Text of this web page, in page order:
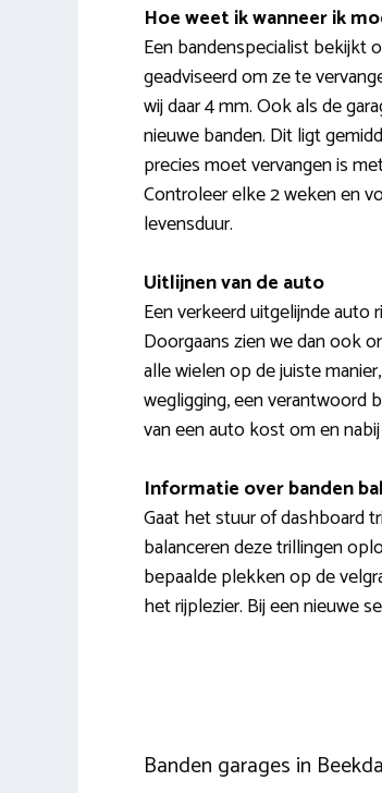
Hoe weet ik wanneer ik
Een bandenspecialist bekijkt
geadviseerd om ze te
wij daar 4 mm. Ook als de
nieuwe banden. Dit ligt
precies moet vervangen is
Controleer elke 2 weken en
levensduur.
Uitlijnen van de auto
Een verkeerd uitgelijnde auto
Doorgaans zien we dan ook
alle wielen op de juiste
wegligging, een verantwoord
van een auto kost om en
Informatie over banden
Gaat het stuur of dashboard
balanceren deze trillingen
bepaalde plekken op de
het rijplezier. Bij een nieuwe
Banden garages in